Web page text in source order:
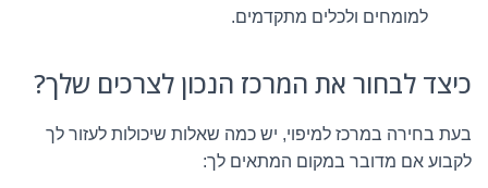
למומחים ולכלים מתקדמים.
כיצד לבחור את המרכז הנכון לצרכים שלך?
בעת בחירה במרכז למיפוי, יש כמה שאלות שיכולות לעזור לך
לקבוע אם מדובר במקום המתאים לך: